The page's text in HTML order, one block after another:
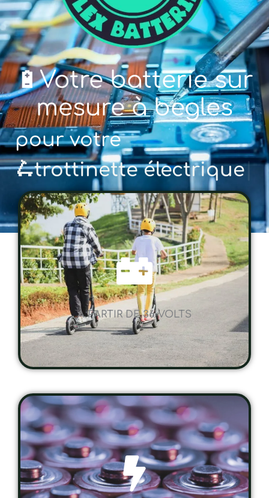
🔋Votre batterie sur
mesure à begles
pour votre🚲 v
A PARTIR DE 36 VOLTS